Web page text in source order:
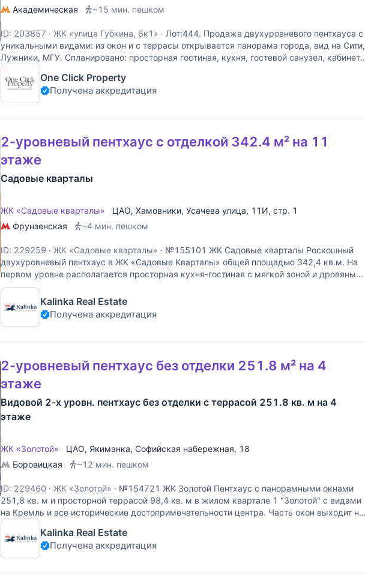
Академическая
~15 мин. пешком
ID: 203857 · ЖК «улица Губкина, 6к1» · Лот:444. Продажа двухуровневого пентхауса с
уникальными видами: из окон и с террасы открывается панорама города, вид на Сити,
Лужники, МГУ. Спланировано: просторная гостиная, кухня, гостевой санузел, кабинет,
гостевая комната, выход на террасу (50
One Click Property
Получена аккредитация
2-уровневый пентхаус с отделкой 342.4 м² на 11
этаже
Садовые кварталы
ЖК «Садовые кварталы» ЦАО, Хамовники, Усачева улица, 11И, стр. 1
Фрунзенская
~4 мин. пешком
ID: 229259 · ЖК «Садовые кварталы» · №155101 ЖК Садовые кварталы Роскошный
двухуровневый пентхаус в ЖК «Садовые Кварталы» общей площадью 342,4 кв.м. На
первом уровне располагается просторная кухня-гостиная с мягкой зоной и дровяным
камином, гостевой санузел, кладовка и мастер-спальня с
Kalinka Real Estate
Получена аккредитация
2-уровневый пентхаус без отделки 251.8 м² на 4
этаже
Видовой 2-х уровн. пентхаус без отделки с террасой 251.8 кв. м на 4
этаже
ЖК «Золотой» ЦАО, Якиманка, Софийская набережная, 18
Боровицкая
~12 мин. пешком
ID: 229460 · ЖК «Золотой» · №154721 ЖК Золотой Пентхаус с панорамными окнами
251,8 кв. м и просторной террасой 98,4 кв. м в жилом квартале 1 "Золотой" с видами
на Кремль и все исторические достопримечательности центра. Часть окон выходит на
новый тихий пешеходный бульвар с
Kalinka Real Estate
Получена аккредитация